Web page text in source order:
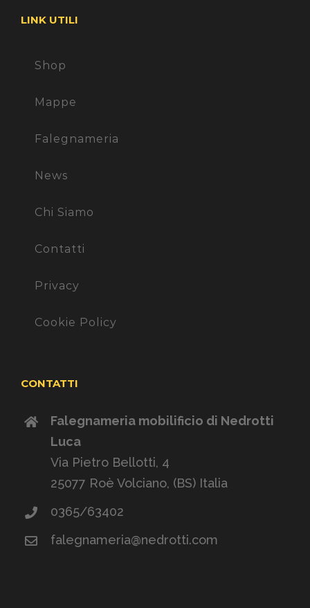
LINK UTILI
Shop
Mappe
Falegnameria
News
Chi Siamo
Contatti
Privacy
Cookie Policy
CONTATTI
Falegnameria mobilificio di Nedrotti
Luca
Via Pietro Bellotti, 4
25077 Roè Volciano, (BS) Italia
0365/63402
falegnameria@nedrotti.com